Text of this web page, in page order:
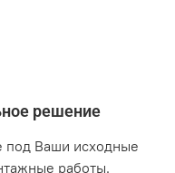
решение
под Ваши исходные
работы.